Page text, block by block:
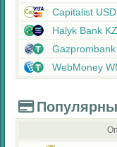
Capitalist USD
Halyk Bank
WebMoney